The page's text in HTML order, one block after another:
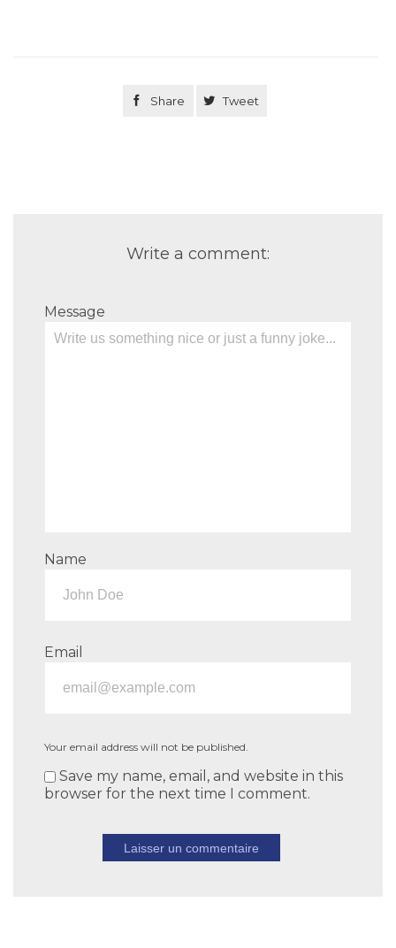
 Share  Tweet
Write a comment:
Message
Name
Email
Your email address will not be published.
Save my name, email, and website in this
browser for the next time I comment.